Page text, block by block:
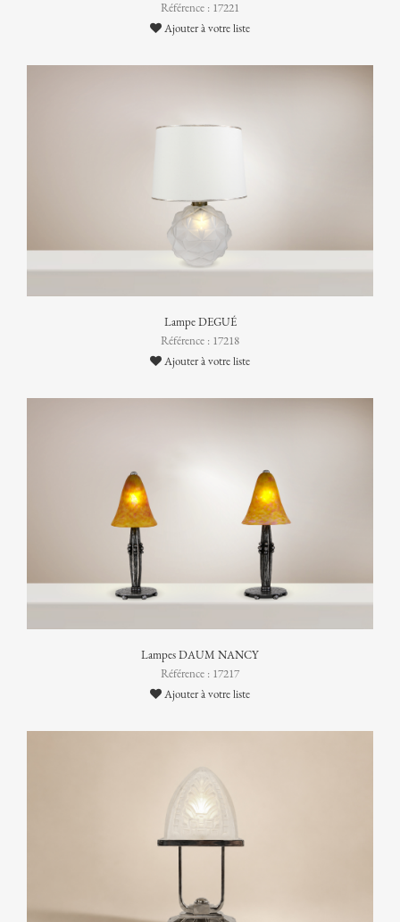
Référence : 17221
Ajouter à votre liste
Lampe DEGUÉ
Référence : 17218
Ajouter à votre liste
Lampes DAUM NANCY
Référence : 17217
Ajouter à votre liste